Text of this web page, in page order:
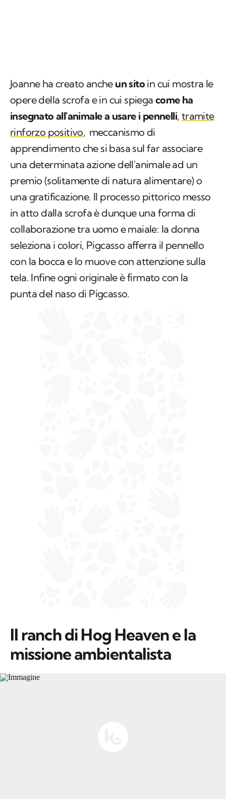
Joanne ha creato anche un sito in cui mostra le
opere della scrofa e in cui spiega come ha
insegnato all'animale a usare i pennelli, tramite
rinforzo positivo, meccanismo di
apprendimento che si basa sul far associare
una determinata azione dell'animale ad un
premio (solitamente di natura alimentare) o
una gratificazione. Il processo pittorico messo
in atto dalla scrofa è dunque una forma di
collaborazione tra uomo e maiale: la donna
seleziona i colori, Pigcasso afferra il pennello
con la bocca e lo muove con attenzione sulla
tela. Infine ogni originale è firmato con la
punta del naso di Pigcasso.
Il ranch di Hog Heaven e la
missione ambientalista